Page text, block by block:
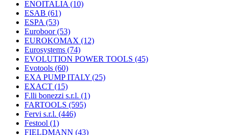
ENOITALIA (10)
ESAB (61)
ESPA (53)
Euroboor(53)
EUROKOMAX (12)
Eurosystems (74)
EVOLUTION POWER TOOLS (45)
Evotools (60)
EXA PUMP ITALY (25)
EXACT (15)
F.lli bonezzi s.r.l. (1)
FARTOOLS (595)
Fervi s.r.l. (446)
Festool (1)
FIELDMANN (43)